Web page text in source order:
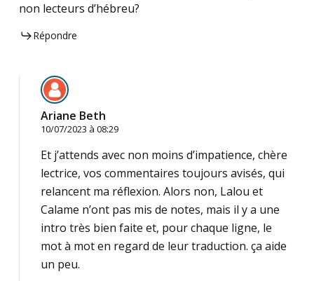
non lecteurs d’hébreu?
Répondre
Ariane Beth
10/07/2023 à 08:29
Et j’attends avec non moins d’impatience, chère
lectrice, vos commentaires toujours avisés, qui
relancent ma réflexion. Alors non, Lalou et
Calame n’ont pas mis de notes, mais il y a une
intro très bien faite et, pour chaque ligne, le
mot à mot en regard de leur traduction. ça aide
un peu.